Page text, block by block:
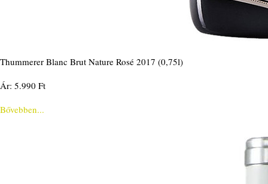
Thummerer Blanc Brut Nature Rosé 2017 (0,75l)
Ár: 5.990 Ft
Bővebben...